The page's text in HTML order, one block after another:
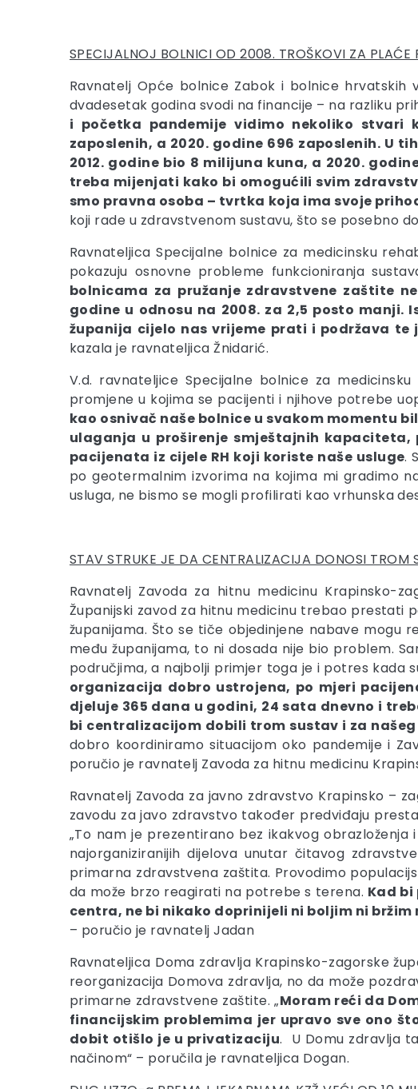
SPECIJALNOJ BOLNICI OD 2008. TROŠKOVI ZA PLAĆE
Ravnatelj Opće bolnice Zabok i bolnice hrvatskih
dvadesetak godina svodi na financije – na razliku
i početka pandemije vidimo nekoliko stvari
zaposlenih, a 2020. godine 696 zaposlenih. U
2012. godine bio 8 milijuna kuna, a 2020.
treba mijenjati kako bi omogućili svim
smo pravna osoba – tvrtka koja ima svoje
koji rade u zdravstvenom sustavu, što se posebno
Ravnateljica Specijalne bolnice za medicinsku
pokazuju osnovne probleme funkcioniranja
bolnicama za pružanje zdravstvene zaštite
godine u odnosu na 2008. za 2,5 posto
županija cijelo nas vrijeme prati i podržava
kazala je ravnateljica Žnidarić.
V.d. ravnateljice Specijalne bolnice za
promjene u kojima se pacijenti i njihove potrebe
kao osnivač naše bolnice u svakom momentu
ulaganja u proširenje smještajnih
pacijenata iz cijele RH koji koriste naše usluge.
po geotermalnim izvorima na kojima mi gradimo
usluga, ne bismo se mogli profilirati kao vrhunska
STAV STRUKE JE DA CENTRALIZACIJA DONOSI
Ravnatelj Zavoda za hitnu medicinu Krapinsko-
Županijski zavod za hitnu medicinu trebao prestati
županijama. Što se tiče objedinjene nabave mogu
među županijama, to ni dosada nije bio problem.
područjima, a najbolji primjer toga je i potres kada
organizacija dobro ustrojena, po mjeri
djeluje 365 dana u godini, 24 sata dnevno i
bi centralizacijom dobili trom sustav i za
dobro koordiniramo situacijom oko pandemije i
poručio je ravnatelj Zavoda za hitnu medicinu
Ravnatelj Zavoda za javno zdravstvo Krapinsko –
zavodu za javo zdravstvo također predviđaju
„To nam je prezentirano bez ikakvog obrazloženja
najorganiziranijih dijelova unutar čitavog
primarna zdravstvena zaštita. Provodimo
da može brzo reagirati na potrebe s terena. Kad
centra, ne bi nikako doprinijeli ni boljim ni
– poručio je ravnatelj Jadan
Ravnateljica Doma zdravlja Krapinsko-zagorske
reorganizacija Domova zdravlja, no da može
primarne zdravstvene zaštite. „Moram reći da
financijskim problemima jer upravo sve ono
dobit otišlo je u privatizaciju. U Domu zdravlja
načinom“ – poručila je ravnateljica Dogan.